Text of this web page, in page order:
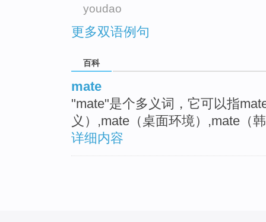
youdao
更多双语例句
百科
mate
"mate"是个多义词，它可以指
义）,mate（桌面环境）,mate（
详细内容